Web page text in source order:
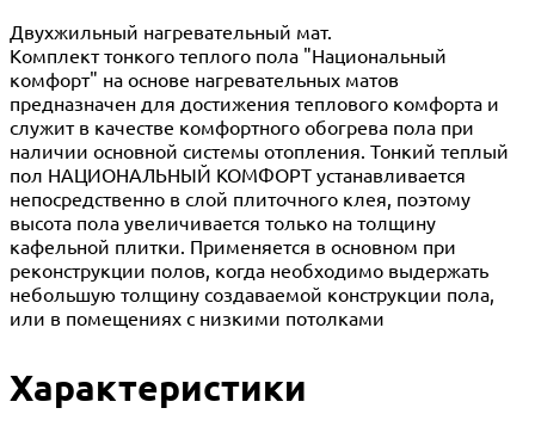
Двухжильный нагревательный мат.
Комплект тонкого теплого пола "Национальный
комфорт" на основе нагревательных матов
предназначен для достижения теплового комфорта и
служит в качестве комфортного обогрева пола при
наличии основной системы отопления. Тонкий теплый
пол НАЦИОНАЛЬНЫЙ КОМФОРТ устанавливается
непосредственно в слой плиточного клея, поэтому
высота пола увеличивается только на толщину
кафельной плитки. Применяется в основном при
реконструкции полов, когда необходимо выдержать
небольшую толщину создаваемой конструкции пола,
или в помещениях с низкими потолками
Характеристики